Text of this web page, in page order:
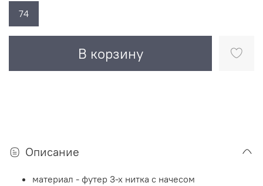
В корзину
74
Описание
материал - футер 3-х нитка с начесом